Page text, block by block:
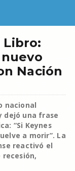
Libro:
Nación
nacional
dejó una frase
“Si Keynes
a morir”. La
reactivó el
recesión,